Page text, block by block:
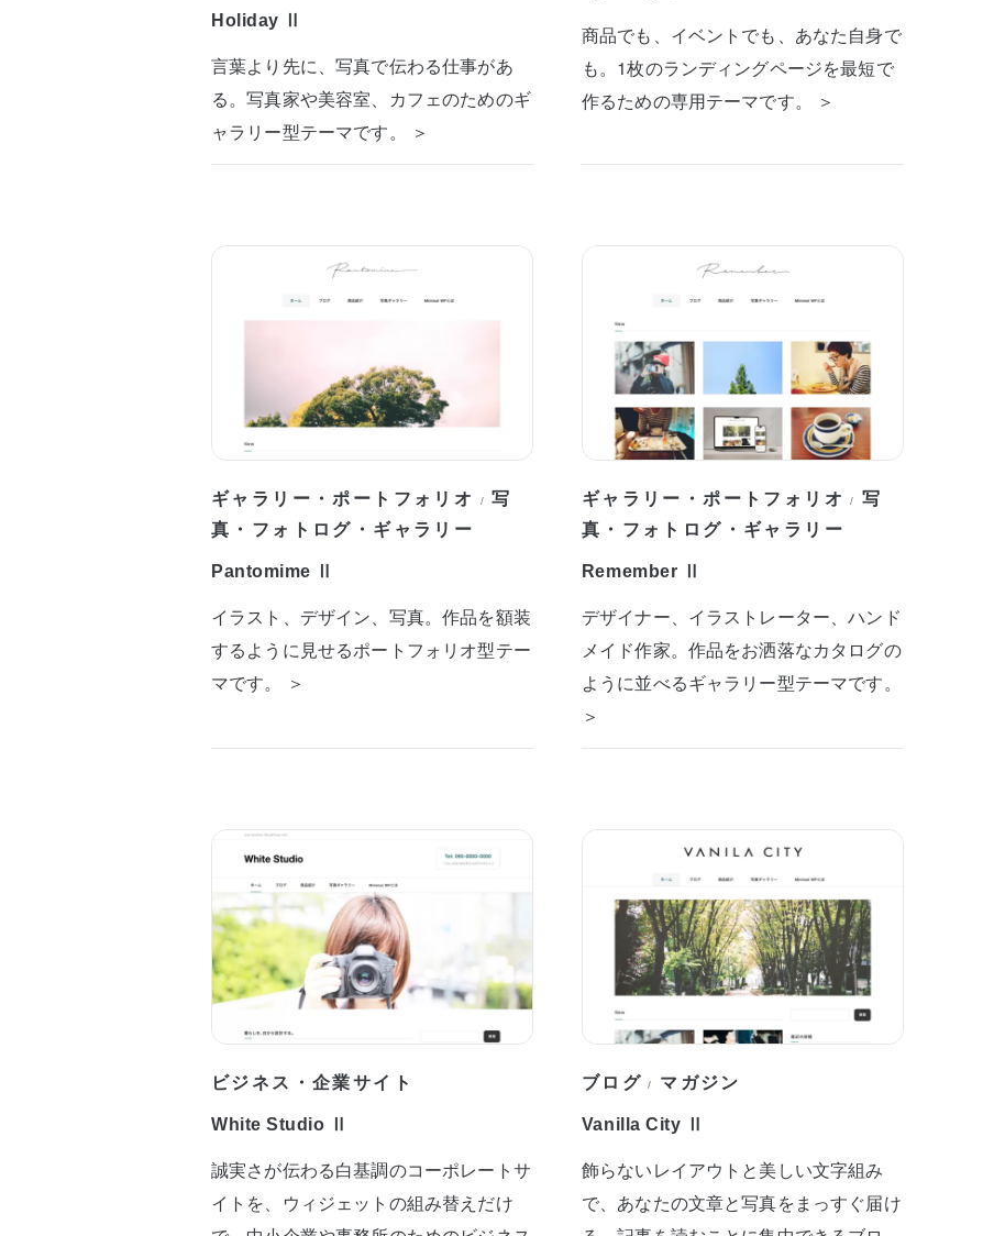
Holiday Ⅱ
言葉より先に、写真で伝わる仕事があ
る。写真家や美容室、カフェのためのギ
ャラリー型テーマです。 ＞
商品でも、イベントでも、あなた自身で
も。1枚のランディングページを最短で
作るための専用テーマです。 ＞
ギャラリー・ポートフォリオ /写
真・フォトログ・ギャラリー
Pantomime Ⅱ
イラスト、デザイン、写真。作品を額装
するように見せるポートフォリオ型テー
マです。 ＞
ギャラリー・ポートフォリオ /写
真・フォトログ・ギャラリー
Remember Ⅱ
デザイナー、イラストレーター、ハンド
メイド作家。作品をお洒落なカタログの
ように並べるギャラリー型テーマです。
＞
ビジネス・企業サイト
White Studio Ⅱ
誠実さが伝わる白基調のコーポレートサ
イトを、ウィジェットの組み替えだけ
ブログ / マガジン
Vanilla City Ⅱ
飾らないレイアウトと美しい文字組み
で、あなたの文章と写真をまっすぐ届け